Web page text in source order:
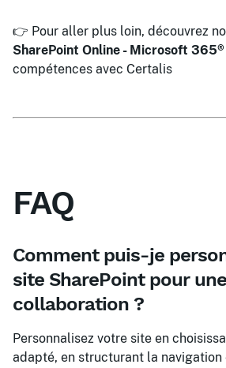
👉 Pour aller plus loin, découvrez
SharePoint Online - Microsoft 365®
compétences avec Certalis
FAQ
Comment puis-je
site SharePoint pour
collaboration ?
Personnalisez votre site en
adapté, en structurant la